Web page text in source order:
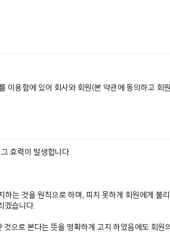
용함에 있어 회사와 회원(본 약관에 동의하고
효력이 발생합니다.
는 것을 원칙으로 하며, 피치 못하게 회원에게
겠습니다.
로 본다는 뜻을 명확하게 고지 하였음에도 회원